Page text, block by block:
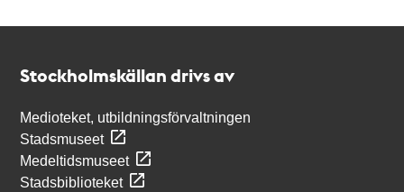
Stockholmskällan drivs av
Medioteket, utbildningsförvaltningen
Stadsmuseet
Medeltidsmuseet
Stadsbiblioteket